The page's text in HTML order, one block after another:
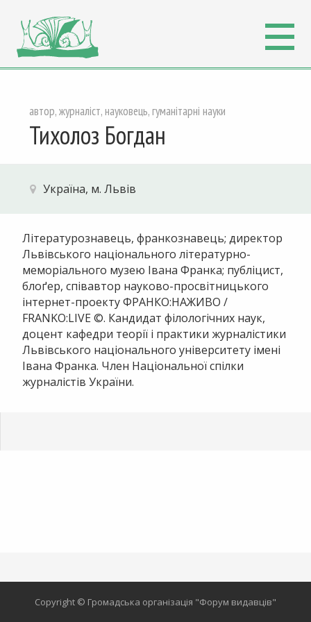
автор, журналіст, науковець, гуманітарні науки
Тихолоз Богдан
Україна, м. Львів
Літературознавець, франкознавець; директор
Львівського національного літературно-
меморіального музею Івана Франка; публіцист,
блоґер, співавтор науково-просвітницького
інтернет-проекту ФРАНКО:НАЖИВО /
FRANKO:LIVE ©. Кандидат філологічних наук,
доцент кафедри теорії і практики журналістики
Львівського національного університету імені
Івана Франка. Член Національної спілки
журналістів України.
Copyright © Громадська організація "Форум видавців"